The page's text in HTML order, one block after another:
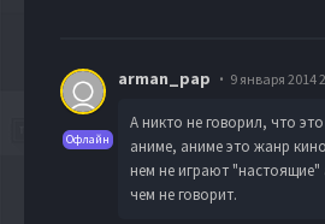
Офлайн
arman_pap 9 января 2014
А никто не говорил, что
аниме, аниме это жанр
нем не играют "настоящие"
чем не говорит.